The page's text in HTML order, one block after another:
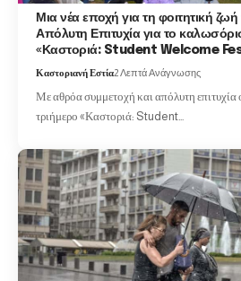
Μια νέα εποχή για τη φοιτητική
Απόλυτη Επιτυχία για το
«Καστοριά: Student Welcome
Καστοριανή Εστία2 Λεπτά Ανάγνωσης
Με αθρόα συμμετοχή και απόλυτη
τριήμερο «Καστοριά: Student…